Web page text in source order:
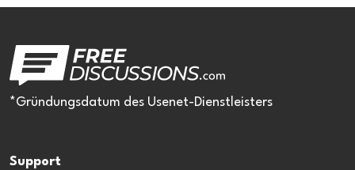
*Gründungsdatum des Usenet-Dienstleisters
Support